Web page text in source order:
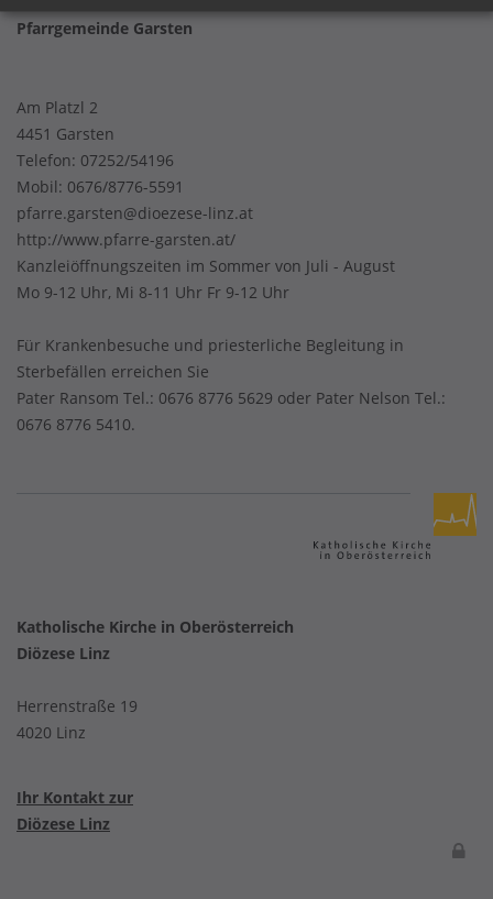
Pfarrgemeinde Garsten
Am Platzl 2
4451 Garsten
Telefon: 07252/54196
Mobil: 0676/8776-5591
pfarre.garsten@dioezese-linz.at
http://www.pfarre-garsten.at/
Kanzleiöffnungszeiten im Sommer von Juli - August
Mo 9-12 Uhr, Mi 8-11 Uhr Fr 9-12 Uhr
Für Krankenbesuche und priesterliche Begleitung in
Sterbefällen erreichen Sie
Pater Ransom Tel.: 0676 8776 5629 oder Pater Nelson Tel.:
0676 8776 5410.
Katholische Kirche in Oberösterreich
Diözese Linz
Herrenstraße 19
4020 Linz
Ihr Kontakt zur
Diözese Linz